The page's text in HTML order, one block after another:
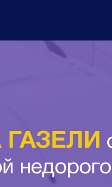
недорого